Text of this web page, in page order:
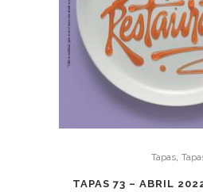
Tapas,
TAPAS 73 – ABRIL